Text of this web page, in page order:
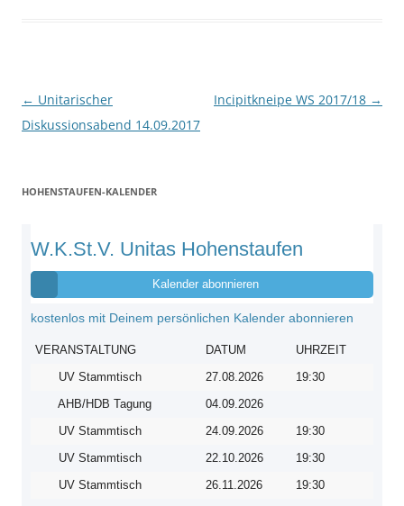
Beitragsnavigation
← Unitarischer
Diskussionsabend 14.09.2017
Incipitkneipe WS 2017/18 →
HOHENSTAUFEN-KALENDER